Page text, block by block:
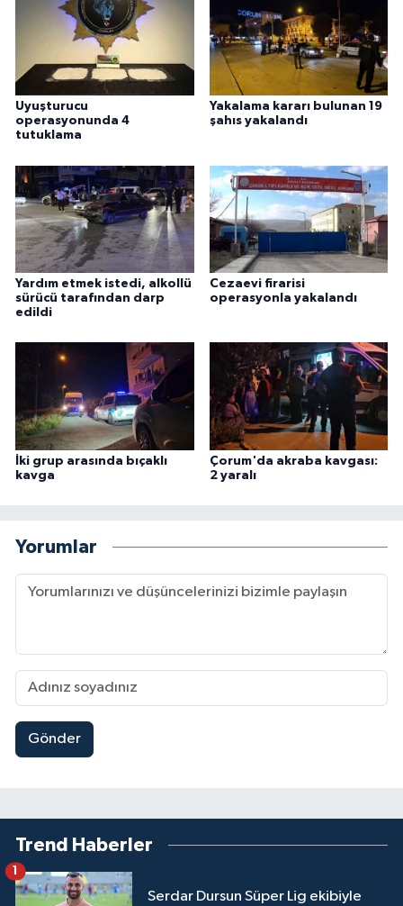
Uyuşturucu
operasyonunda 4
tutuklama
Yakalama kararı bulunan 19
şahıs yakalandı
Yardım etmek istedi, alkollü
sürücü tarafından darp
edildi
Cezaevi firarisi
operasyonla yakalandı
İki grup arasında bıçaklı
kavga
Çorum'da akraba kavgası:
2 yaralı
Yorumlar
Gönder
Trend Haberler
Serdar Dursun Süper Lig ekibiyle
1